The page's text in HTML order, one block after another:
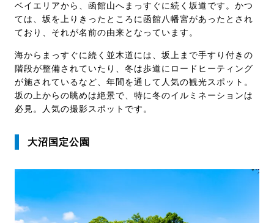
ベイエリアから、函館山へまっすぐに続く坂道です。かつ
ては、坂を上りきったところに函館八幡宮があったとされ
ており、それが名前の由来となっています。
海からまっすぐに続く並木道には、坂上まで手すり付きの
階段が整備されていたり、冬は歩道にロードヒーティング
が施されているなど、年間を通して人気の観光スポット。
坂の上からの眺めは絶景で、特に冬のイルミネーションは
必見。人気の撮影スポットです。
大沼国定公園